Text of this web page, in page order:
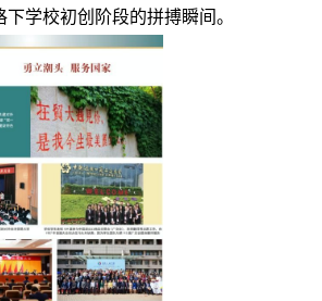
学校初创阶段的拼搏瞬间。